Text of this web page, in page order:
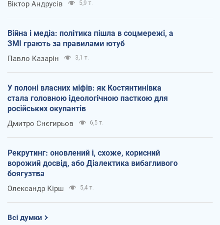
Віктор Андрусів 5,9 т.
Війна і медіа: політика пішла в соцмережі, а
ЗМІ грають за правилами ютуб
Павло Казарін 3,1 т.
У полоні власних міфів: як Костянтинівка
стала головною ідеологічною пасткою для
російських окупантів
Дмитро Снєгирьов 6,5 т.
Рекрутинг: оновлений і, схоже, корисний
ворожий досвід, або Діалектика вибагливого
боягузтва
Олександр Кірш 5,4 т.
Всі думки